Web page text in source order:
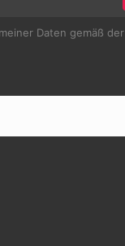
Daten gemäß der